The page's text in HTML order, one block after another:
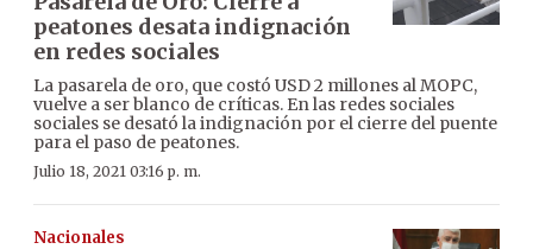
peatones desata indignación
en redes sociales
La pasarela de oro, que costó USD 2 millones al MOPC,
vuelve a ser blanco de críticas. En las redes sociales
sociales se desató la indignación por el cierre del puente
para el paso de peatones.
Julio 18, 2021 03:16 p. m.
Nacionales